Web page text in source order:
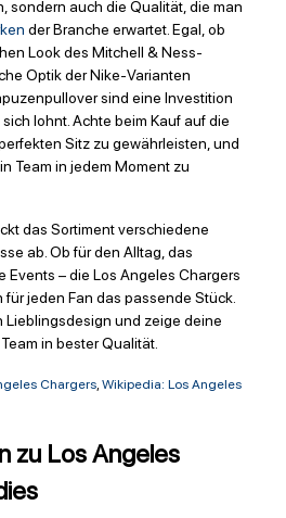
sondern auch die Qualität, die man
der Branche erwartet. Egal, ob
Look des Mitchell & Ness-
Optik der Nike-Varianten
sind eine Investition
lohnt. Achte beim Kauf auf die
Sitz zu gewährleisten, und
Team in jedem Moment zu
das Sortiment verschiedene
ab. Ob für den Alltag, das
Events – die Los Angeles Chargers
jeden Fan das passende Stück.
Lieblingsdesign und zeige deine
in bester Qualität.
Chargers, Wikipedia: Los Angeles
zu Los Angeles